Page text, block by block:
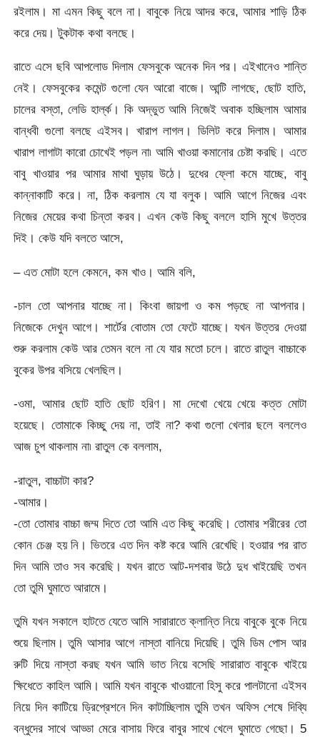
রইলাম। মা এমন কিছু বলে না। বাবুকে নিয়ে আদর করে, আমার শাড়ি ঠিক
করে দেয়। টুকটাক কথা বলছে।
রাতে এসে ছবি আপলোড দিলাম ফেসবুকে অনেক দিন পর। এইখানেও শান্তি
নেই। ফেসবুকের কমেন্ট গুলো যেন আরো বাজে। আন্টি লাগছে, ছোট হাতি,
চালের বস্তা, লেডি হার্ল্ক। কি অদ্ভুত আমি নিজেই অবাক হচ্ছিলাম আমার
বান্ধবী গুলো বলছে এইসব। খারাপ লাগল। ডিলিট করে দিলাম। আমার
খারাপ লাগাটা কারো চোখেই পড়ল না৷ আমি খাওয়া কমানোর চেষ্টা করছি। এতে
বাবু খাওয়ার পর আমার মাথা ঘুড়ায় উঠে। দুধের ফ্লো কমে যাচ্ছে, বাবু
কান্নাকাটি করে। না, ঠিক করলাম যে যা বলুক। আমি আগে নিজের এবং
নিজের মেয়ের কথা চিন্তা করব। এখন কেউ কিছু বললে হাসি মুখে উত্তর
দিই। কেউ যদি বলতে আসে,
– এত মোটা হলে কেমনে, কম খাও। আমি বলি,
-চাল তো আপনার যাচ্ছে না। কিংবা জায়গা ও কম পড়ছে না আপনার।
নিজেকে দেখুন আগে। শার্টের বোতাম তো ফেটে যাচ্ছে। যখন উত্তর দেওয়া
শুরু করলাম কেউ আর তেমন বলে না যে যার মতো চলে। রাতে রাতুল বাচ্চাকে
বুকের উপর বসিয়ে খেলছিল।
-ওমা, আমার ছোট হাতি ছোট হরিণ। মা দেখো খেয়ে খেয়ে কত্ত মোটা
হয়েছে। তোমাকে কিচ্ছু দেয় না, তাই না? কথা গুলো খেলার ছলে বললেও
আজ চুপ থাকলাম না৷ রাতুল কে বললাম,
-রাতুল, বাচ্চাটা কার?
-আমার।
-তো তোমার বাচ্চা জম্ম দিতে তো আমি এত কিছু করেছি। তোমার শরীরের তো
কোন চেঞ্জ হয় নি। ভিতরে এত দিন কষ্ট করে আমি রেখেছি। হওয়ার পর রাত
দিন আমি তাও সব করেছি। যখন রাতে আট-দশবার উঠে দুধ খাইয়েছি তখন
তো তুমি ঘুমাতে আরামে।
তুমি যখন সকালে হাটতে যেতে আমি সারারাতে ক্লান্তি নিয়ে বাবুকে বুকে নিয়ে
শুয়ে ছিলাম। তুমি আসার আগে নাস্তা বানিয়ে দিয়েছি। তুমি ডিম পোস আর
রুটি দিয়ে নাস্তা করছ যখন আমি ভাত নিয়ে বসেছি সারারাত বাবুকে খাইয়ে
ক্ষিধেতে কাহিল আমি। আমি যখন বাবুকে খাওয়ানো হিসু করে পালটানো এইসব
নিয়ে দিন কাটিয়ে ড্রিপ্রেশনে দিন কাটাচ্ছিলাম তুমি তখন অফিস শেষে দিব্যি
বন্ধুদের সাথে আড্ডা মেরে বাসায় ফিরে বাবুর সাথে খেলে ঘুমাতে গেছো। 5